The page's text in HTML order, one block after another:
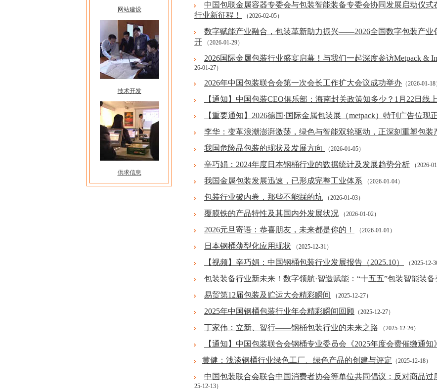
网站建设
技术开发
供求信息
中国包联金属容器专委会与包装智能装备专委会协同发展启动仪
行业新征程！
（2026-02-05）
数字赋能产业融合，包装革新助力振兴——2026全国数字包装产业
开 （2026-01-29）
2026国际金属包装行业盛宴启幕！与我们一起深度参访Metpack &
26-01-27）
2026年中国包装联合会第一次会长工作扩大会议成功举办 （2026-01-18
【通知】中国包装CEO俱乐部：海南封关政策知多少？1月22日线
【重要通知】2026德国·国际金属包装展（metpack）特刊广告位现
李华：变革浪潮澎湃激荡，绿色与智能双轮驱动，正深刻重塑包装
我国危险品包装的现状及发展方向 （2026-01-05）
辛巧娟：2024年度日本钢桶行业的数据统计及发展趋势分析 （2026-
我国金属包装发展迅速，已形成完整工业体系 （2026-01-04）
包装行业破内卷，那些不能踩的坑 （2026-01-03）
覆膜铁的产品特性及其国内外发展状况 （2026-01-02）
2026元旦寄语：恭喜朋友，未来都是你的！ （2026-01-01）
日本钢桶薄型化应用现状 （2025-12-31）
【视频】辛巧娟：中国钢桶包装行业发展报告（2025.10） （2025-12-
包装装备行业新未来！数字领航·智造赋能：“十五五”包装智能装
易贸第12届包装及贮运大会精彩瞬间 （2025-12-27）
2025年中国钢桶包装行业年会精彩瞬间回顾 （2025-12-27）
丁家伟：立新、智行——钢桶包装行业的未来之路 （2025-12-26）
【通知】中国包装联合会钢桶专业委员会《2025年度会费催缴通知》
黄健：浅谈钢桶行业绿色工厂、绿色产品的创建与评定 （2025-12-18）
中国包装联合会联合中国消费者协会等单位共同倡议：反对商品过
25-12-13）